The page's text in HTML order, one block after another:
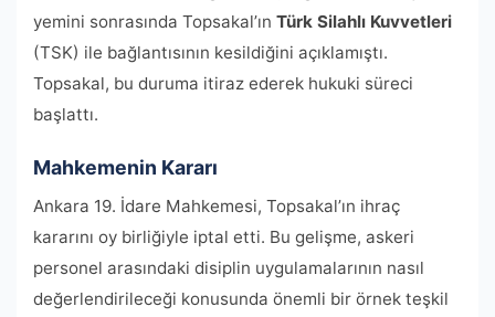
yemini sonrasında Topsakal’ın Türk Silahlı Kuvvetleri
(TSK) ile bağlantısının kesildiğini açıklamıştı.
Topsakal, bu duruma itiraz ederek hukuki süreci
başlattı.
Mahkemenin Kararı
Ankara 19. İdare Mahkemesi, Topsakal’ın ihraç
kararını oy birliğiyle iptal etti. Bu gelişme, askeri
personel arasındaki disiplin uygulamalarının nasıl
değerlendirileceği konusunda önemli bir örnek teşkil